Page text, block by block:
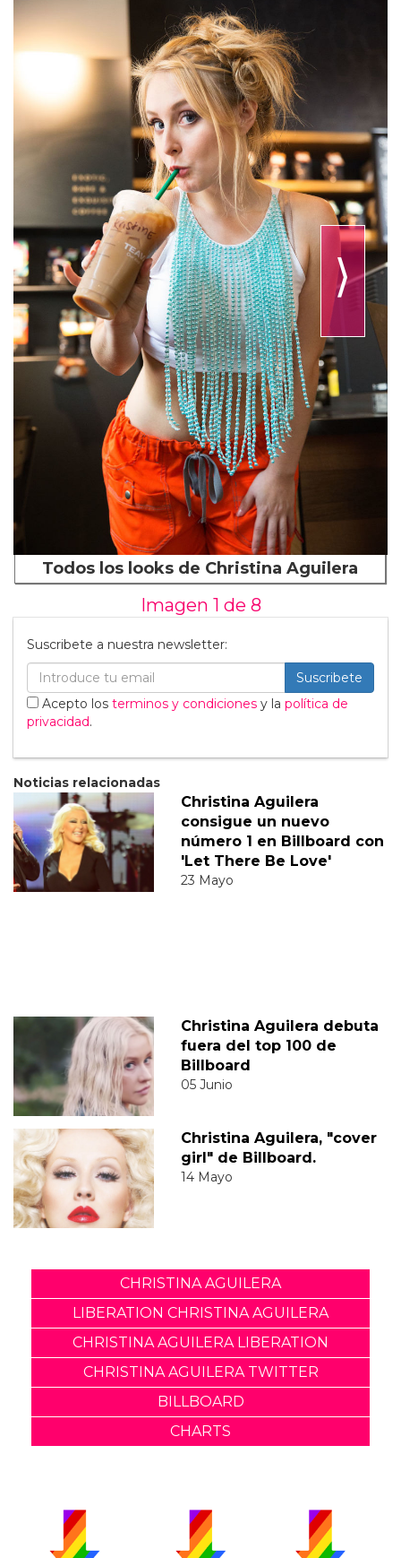
⟩
Todos los looks de Christina Aguilera
Imagen 1 de 8
Suscribete a nuestra newsletter:
Suscribete
Acepto los terminos y condiciones y la política de
privacidad.
Noticias relacionadas
Christina Aguilera
consigue un nuevo
número 1 en Billboard con
'Let There Be Love'
23 Mayo
Christina Aguilera debuta
fuera del top 100 de
Billboard
05 Junio
Christina Aguilera, "cover
girl" de Billboard.
14 Mayo
CHRISTINA AGUILERA
LIBERATION CHRISTINA AGUILERA
CHRISTINA AGUILERA LIBERATION
CHRISTINA AGUILERA TWITTER
BILLBOARD
CHARTS